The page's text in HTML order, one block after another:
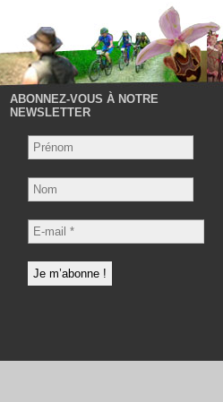
ABONNEZ-VOUS À NOTRE
NEWSLETTER
Nom
E-
mail
*